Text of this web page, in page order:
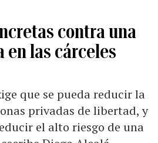
contra una
en las cárceles
que se pueda reducir la
privadas de libertad, y
el alto riesgo de una